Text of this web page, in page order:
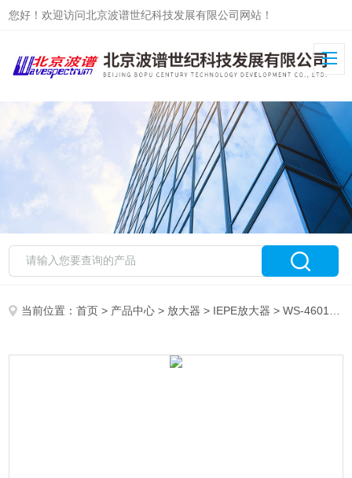
您好！欢迎访问北京波谱世纪科技发展有限公司网站！
当前位置：首页 > 产品中心 > 放大器 > IEPE放大器 > WS-4601M多路数据采集IEPE适配器